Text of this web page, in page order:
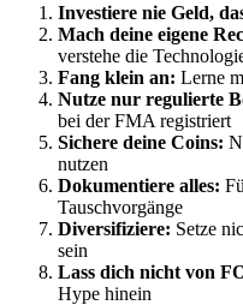
Investiere nie Geld,
Mach deine eigene
verstehe die
Fang klein an: Lerne
Nutze nur regulierte
bei der FMA registriert
Sichere deine Coins:
nutzen
Dokumentiere alles:
Tauschvorgänge
Diversifiziere: Setze
sein
Lass dich nicht von
Hype hinein